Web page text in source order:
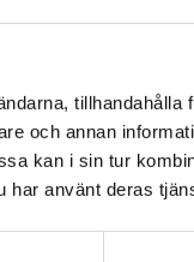
tillhandahålla
och annan
kan i sin tur
har använt deras
via en
utanför